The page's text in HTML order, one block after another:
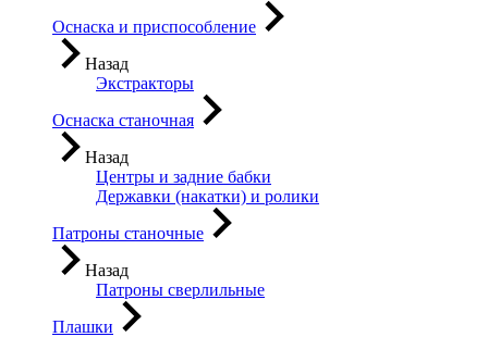
Оснаска и приспособление
Назад
Экстракторы
Оснаска станочная
Назад
Центры и задние бабки
Державки (накатки) и ролики
Патроны станочные
Назад
Патроны сверлильные
Плашки